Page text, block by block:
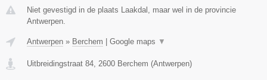
Niet gevestigd in de plaats Laakdal, maar wel in de provincie
Antwerpen.
Antwerpen » Berchem | Google maps ▼
Uitbreidingstraat 84 2600 Berchem (Antwerpen)